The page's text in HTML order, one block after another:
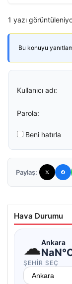
1 yazı
Bu konuyu
Kullanıcı adı:
Parola:
Beni hatırla
Paylaş:
Hava Durumu
☁Ankara
ŞEHIR SEÇ